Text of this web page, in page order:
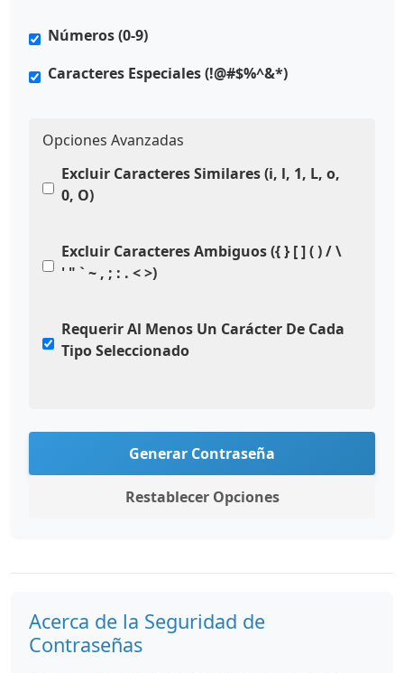
Números (0-9)
Caracteres Especiales (!@#$%^&*)
Opciones Avanzadas
Excluir Caracteres Similares (i, l, 1, L, o,
0, O)
Excluir Caracteres Ambiguos ({ } [ ] ( ) / \
' " ` ~ , ; : . < >)
Requerir Al Menos Un Carácter De Cada
Tipo Seleccionado
Generar Contraseña
Restablecer Opciones
Acerca de la Seguridad de
Contraseñas